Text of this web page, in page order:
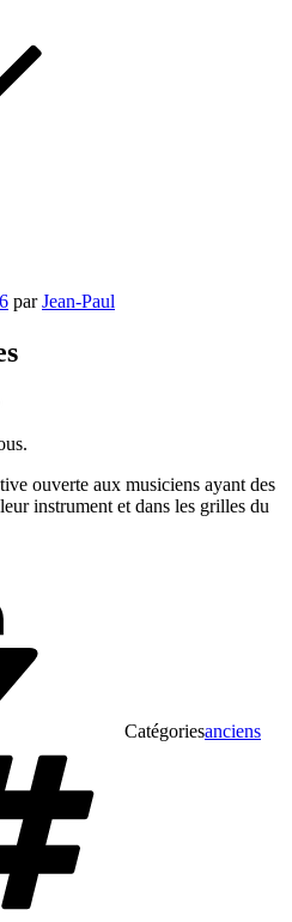
parJean-Paul
ouverte aux musiciens ayant des
instrument et dans les grilles du
Catégoriesanciens